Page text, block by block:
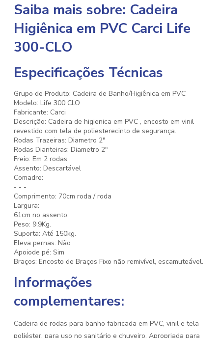
Saiba mais sobre: Cadeira
Higiênica em PVC Carci Life
300-CLO
Especificações Técnicas
Grupo de Produto: Cadeira de Banho/Higiênica em PVC
Modelo: Life 300 CLO
Fabricante: Carci
Descrição: Cadeira de higienica em PVC , encosto em vinil
revestido com tela de poliesterecinto de segurança.
Rodas Trazeiras: Diametro 2"
Rodas Dianteiras: Diametro 2"
Freio: Em 2 rodas
Assento: Descartável
Comadre:
- - -
Comprimento: 70cm roda / roda
Largura:
61cm no assento.
Peso: 9,9Kg.
Suporta: Até 150kg.
Eleva pernas: Não
Apoiode pé: Sim
Braços: Encosto de Braços Fixo não remivível, escamuteável.
Informações
complementares:
Cadeira de rodas para banho fabricada em PVC, vinil e tela
poliéster, para uso no sanitário e chuveiro. Apropriada para